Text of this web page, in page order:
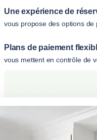
Une expérience de
vous propose des options de
Plans de paiement
vous mettent en contrôle de